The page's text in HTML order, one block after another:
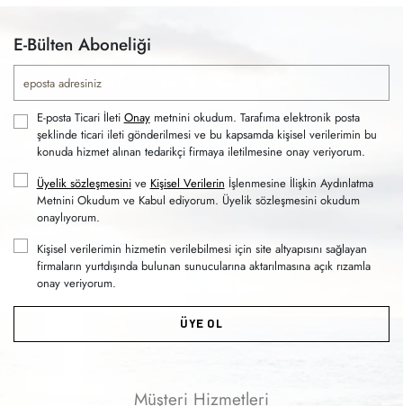
E-Bülten Aboneliği
E-posta Ticari İleti Onaymetnini okudum. Tarafıma elektronik posta
şeklinde ticari ileti gönderilmesi ve bu kapsamda kişisel verilerimin bu
konuda hizmet alınan tedarikçi firmaya iletilmesine onay veriyorum.
Üyelik sözleşmesinive Kişisel Verilerin İşlenmesine İlişkin Aydınlatma
Metnini Okudum ve Kabul ediyorum. Üyelik sözleşmesini okudum
onaylıyorum.
Kişisel verilerimin hizmetin verilebilmesi için site altyapısını sağlayan
firmaların yurtdışında bulunan sunucularına aktarılmasına açık rızamla
onay veriyorum.
ÜYE OL
Müşteri Hizmetleri